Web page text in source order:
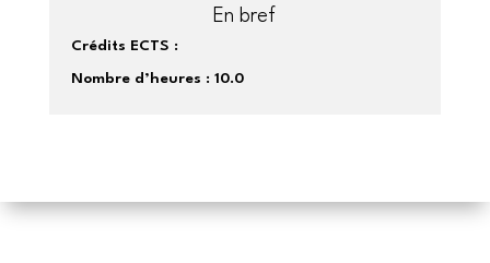
En bref
Crédits ECTS :
Nombre d’heures : 10.0